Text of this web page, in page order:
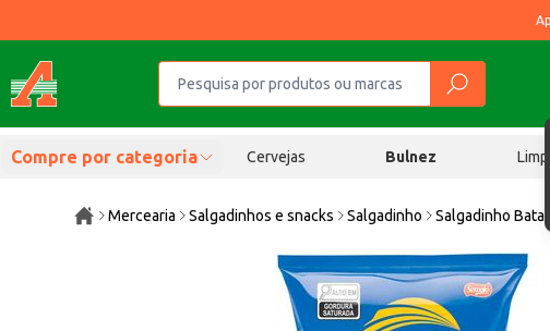
Compre por categoria Cervejas Bulnez
Mercearia Salgadinhos e snacks Salgadinho Salgadinho